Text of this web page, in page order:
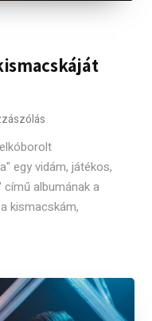
egy vidám, játékos,
albumának a
kismacskám,